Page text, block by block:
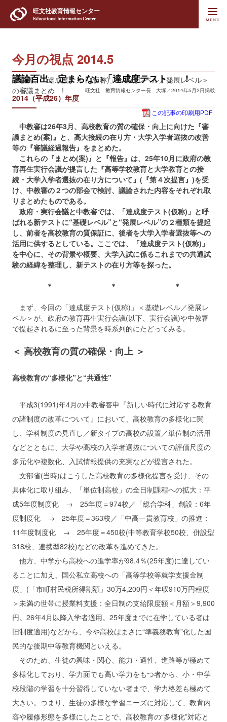
旺文社教育情報センター
Educational Information Center
今月の視点 2014.5
議論百出、定まらない「達成度テスト」 !
中教審、「達成度テスト(仮称)」＜基礎レベル／発展レベル＞
の審議まとめ !
旺文社 教育情報センター長 大塚／2014年5月2日掲載
2014（平成26）年度
この記事の印刷用PDF
中教審は26年3月、高校教育の質の確保・向上に向けた『審
議まとめ(案)』と、高大接続の在り方・大学入学者選抜の改善
等の『審議経過報告』をまとめた。
これらの『まとめ(案)』と『報告』は、25年10月に政府の教
育再生実行会議が提言した『高等学校教育と大学教育との接
続・大学入学者選抜の在り方について』( 『第４次提言』 )を受
け、中教審の２つの部会で検討、議論された内容をそれぞれ取
りまとめたものである。
政府・実行会議と中教審では、「達成度テスト(仮称)」と呼
ばれる新テストに“基礎レベル”と“発展レベル”の２種類を提起
し、前者を高校教育の質保証に、後者を大学入学者選抜等への
活用に供するとしている。ここでは、「達成度テスト(仮称)」
を中心に、その背景や概要、大学入試に係るこれまでの共通試
験の経緯を整理し、新テストの在り方等を探った。
＊ ＊ ＊
まず、今回の「達成度テスト(仮称)」＜基礎レベル／発展レ
ベル＞が、政府の教育再生実行会議(以下、実行会議)や中教審
で提起されるに至った背景を時系列的にたどってみる。
＜ 高校教育の質の確保・向上 ＞
高校教育の“多様化”と“共通性”
平成3(1991)年4月の中教審答申『新しい時代に対応する教育
の諸制度の改革について』において、高校教育の多様化に関
し、学科制度の見直し／新タイプの高校の設置／単位制の活用
などとともに、大学や高校の入学者選抜についての評価尺度の
多元化や複数化、入試情報提供の充実などが提言された。
文部省(当時)はこうした高校教育の多様化提言を受け、その
具体化に取り組み、「単位制高校」の全日制課程への拡大：平
成5年度制度化 → 25年度＝974校／「総合学科」創設：6年
度制度化 → 25年度＝363校／「中高一貫教育校」の推進：
11年度制度化 → 25年度＝450校(中等教育学校50校、併設型
318校、連携型82校)などの改革を進めてきた。
他方、中学から高校への進学率が98.4％(25年度)に達してい
ることに加え、国公私立高校への「高等学校等就学支援金制
度」(「市町村民税所得割額」30万4,200円＜年収910万円程度
＞未満の世帯に授業料支援：全日制の支給限度額＜月額＞9,900
円。26年4月以降入学者適用。25年度までに在学している者は
旧制度適用)などから、今や高校はまさに“準義務教育”化した国
民的な後期中等教育機関といえる。
そのため、生徒の興味・関心、能力・適性、進路等が極めて
多様化しており、学力面でも高い学力をもつ者から、小・中学
校段階の学習を十分習得していない者まで、学力格差も極めて
大きい。つまり、生徒の多様な学習ニーズに対応して、教育内
容や履修形態を多様にしたことで、高校教育の“多様化”対応と